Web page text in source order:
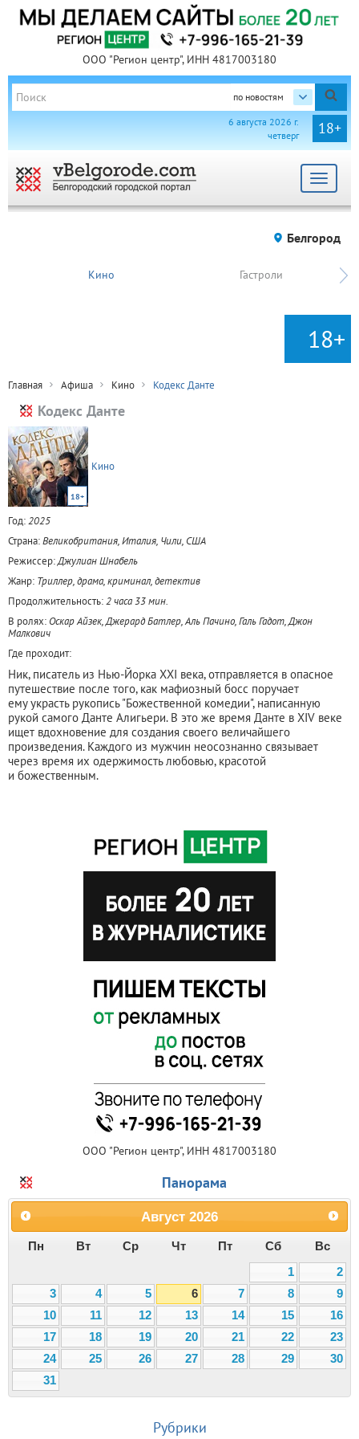
ООО "Регион центр", ИНН 4817003180
по новостям
18+
6 августа 2026 г.
четверг
Toggle
Белгород
Кино Гастроли
18+
Главная Афиша Кино Кодекс Данте
Кодекс Данте
18+
Кино
Год:2025
Страна:Великобритания, Италия, Чили, США
Режиссер:Джулиан Шнабель
Жанр: Триллер, драма, криминал, детектив
Продолжительность:2 часа 33 мин.
В ролях: Оскар Айзек, Джерард Батлер, Аль Пачино, Галь Гадот, Джон
Малкович
Где проходит:
Ник, писатель из Нью-Йорка XXI века, отправляется в опасное
путешествие после того, как мафиозный босс поручает
ему украсть рукопись "Божественной комедии", написанную
рукой самого Данте Алигьери. В это же время Данте в XIV веке
ищет вдохновение для создания своего величайшего
произведения. Каждого из мужчин неосознанно связывает
через время их одержимость любовью, красотой
и божественным.
ООО "Регион центр", ИНН 4817003180
Панорама
Август 2026
Пн Вт Ср Чт Пт Сб
Вс
1
2
3
4 5 6 7 8
9
10
11 12 13 14 15
16
17
18 19 20 21 22
23
24
25 26 27 28 29
30
31
Рубрики